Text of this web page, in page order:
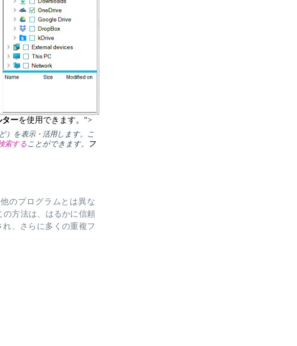
ターを使用できます。">
）を表示・活用します。こ
索することができます。
フ
のプログラムとは異な
の方法は、はるかに信頼
、さらに多くの重複フ